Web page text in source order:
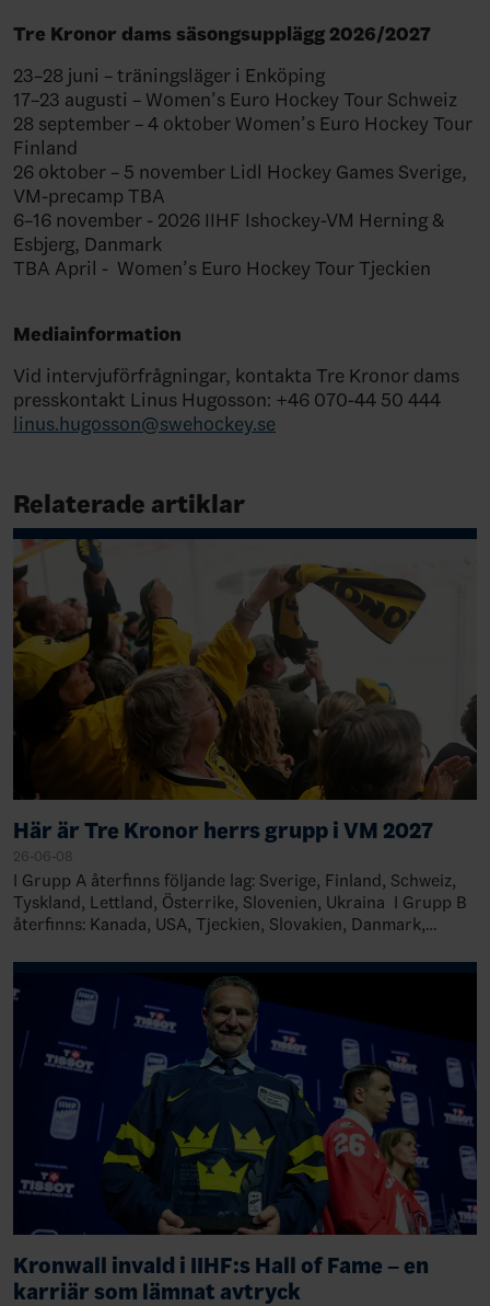
Tre Kronor dams säsongsupplägg 2026/2027
23–28 juni – träningsläger i Enköping
17–23 augusti – Women’s Euro Hockey Tour Schweiz
28 september – 4 oktober Women’s Euro Hockey Tour
Finland
26 oktober – 5 november Lidl Hockey Games Sverige,
VM-precamp TBA
6–16 november - 2026 IIHF Ishockey-VM Herning &
Esbjerg, Danmark
TBA April - Women’s Euro Hockey Tour Tjeckien
Mediainformation
Vid intervjuförfrågningar, kontakta Tre Kronor dams
presskontakt Linus Hugosson: +46 070-44 50 444
linus.hugosson@swehockey.se
Relaterade artiklar
Här är Tre Kronor herrs grupp i VM 2027
26-06-08
I Grupp A återfinns följande lag: Sverige, Finland, Schweiz,
Tyskland, Lettland, Österrike, Slovenien, Ukraina I Grupp B
återfinns: Kanada, USA, Tjeckien, Slovakien, Danmark,
Kronwall invald i IIHF:s Hall of Fame – en
karriär som lämnat avtryck